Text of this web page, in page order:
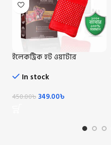
ইলেকট্রিক হট ওয়াটার
In stock
450.00৳ 349.00৳